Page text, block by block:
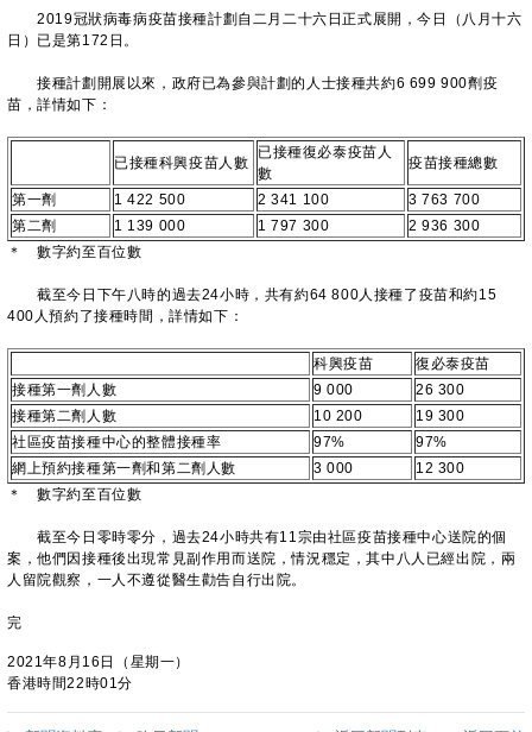
2019冠狀病毒病疫苗接種計劃自二月二十六日正式展開，今日（八月十六
日）已是第172日。
接種計劃開展以來，政府已為參與計劃的人士接種共約6 699 900劑疫
苗，詳情如下：
已接種科興疫苗人數
已接種復必泰疫苗人
數
疫苗接種總數
第一劑 1 422 500 2 341 100
3 763 700
第二劑
1 139 000 1 797 300
2 936 300
＊ 數字約至百位數
截至今日下午八時的過去24小時，共有約64 800人接種了疫苗和約15
400人預約了接種時間，詳情如下：
科興疫苗
復必泰疫苗
接種第一劑人數
9 000
26 300
接種第二劑人數
10 200
19 300
社區疫苗接種中心的整體接種率
97%
97%
網上預約接種第一劑和第二劑人數
3 000
12 300
＊ 數字約至百位數
截至今日零時零分，過去24小時共有11宗由社區疫苗接種中心送院的個
案，他們因接種後出現常見副作用而送院，情況穩定，其中八人已經出院，兩
人留院觀察，一人不遵從醫生勸告自行出院。
完
2021年8月16日（星期一）
香港時間22時01分